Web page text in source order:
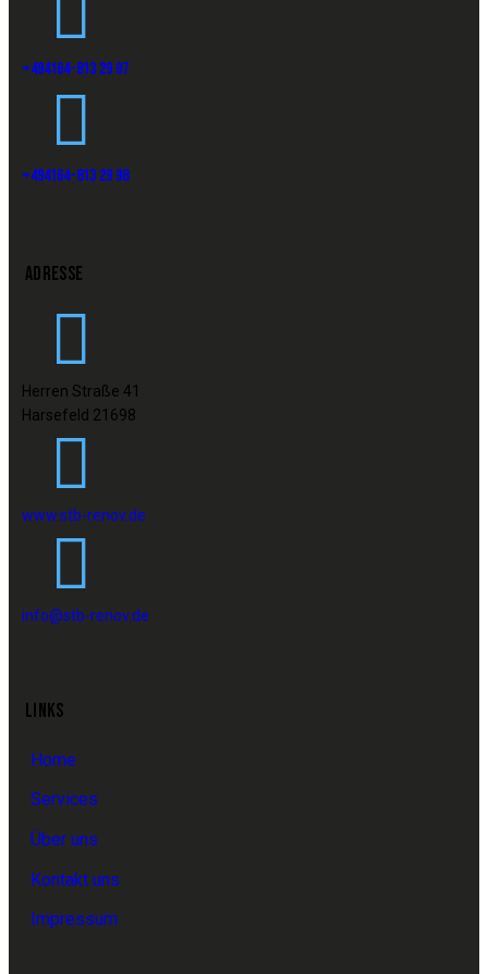
+494164-813 29 97
+494164-813 29 98
ADRESSE
Herren Straße 41
Harsefeld 21698
www.stb-renov.de
info@stb-renov.de
LINKS
Home
Services
Über uns
Kontakt uns
Impressum